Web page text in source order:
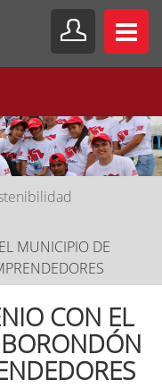
MUNICIPIO DE
CON EL